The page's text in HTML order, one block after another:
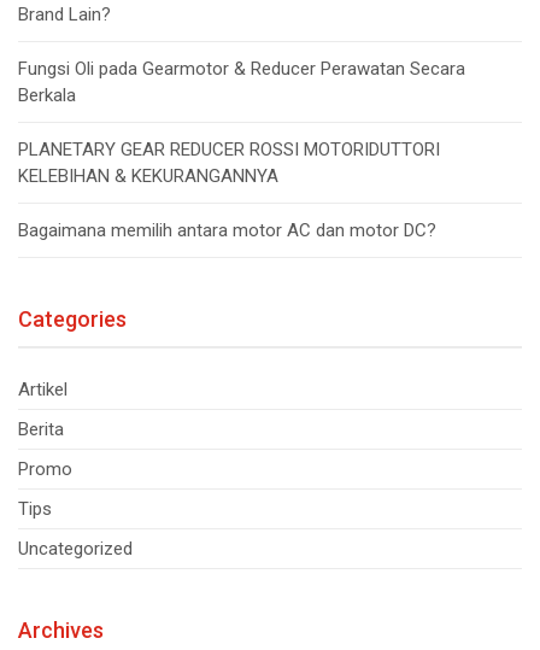
Brand Lain?
Fungsi Oli pada Gearmotor & Reducer Perawatan Secara
Berkala
PLANETARY GEAR REDUCER ROSSI MOTORIDUTTORI
KELEBIHAN & KEKURANGANNYA
Bagaimana memilih antara motor AC dan motor DC?
Categories
Artikel
Berita
Promo
Tips
Uncategorized
Archives